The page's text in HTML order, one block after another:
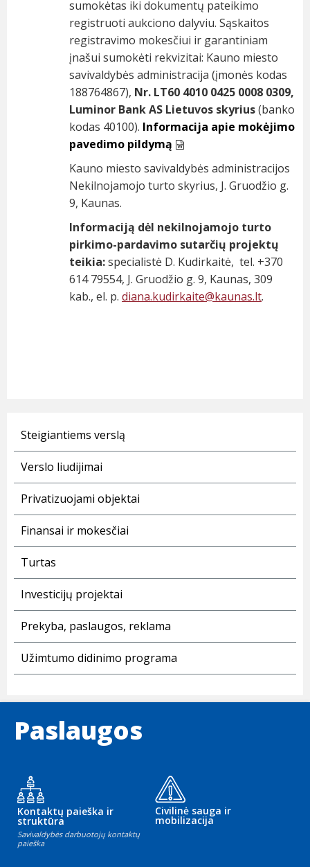
sumokėtas iki dokumentų pateikimo
registruoti aukciono dalyviu. Sąskaitos
registravimo mokesčiui ir garantiniam
įnašui sumokėti rekvizitai: Kauno miesto
savivaldybės administracija (įmonės kodas
188764867), Nr. LT60 4010 0425 0008 0309,
Luminor Bank AS Lietuvos skyrius(banko
kodas 40100). Informacija apie mokėjimo
pavedimo pildymą
Kauno miesto savivaldybės administracijos
Nekilnojamojo turto skyrius, J. Gruodžio g.
9, Kaunas.
Informaciją dėl nekilnojamojo turto
pirkimo-pardavimo sutarčių projektų
teikia:specialistė D. Kudirkaitė, tel. +370
614 79554, J. Gruodžio g. 9, Kaunas, 309
kab., el. p. diana.kudirkaite@kaunas.lt.
Steigiantiems verslą
Verslo liudijimai
Privatizuojami objektai
Finansai ir mokesčiai
Turtas
Investicijų projektai
Prekyba, paslaugos, reklama
Užimtumo didinimo programa
Paslaugos
Kontaktų paieška ir
struktūra
Savivaldybės darbuotojų kontaktų
paieška
Civilinė sauga ir
mobilizacija